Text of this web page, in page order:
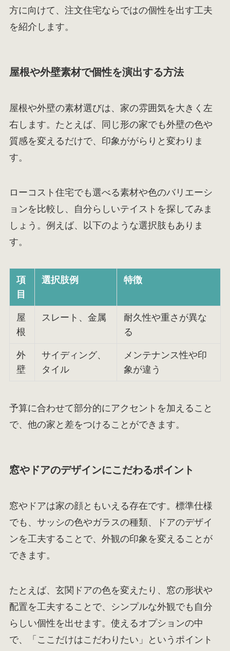
方に向けて、注文住宅ならではの個性を出す工夫
を紹介します。
屋根や外壁素材で個性を演出する方法
屋根や外壁の素材選びは、家の雰囲気を大きく左
右します。たとえば、同じ形の家でも外壁の色や
質感を変えるだけで、印象ががらりと変わりま
す。
ローコスト住宅でも選べる素材や色のバリエーシ
ョンを比較し、自分らしいテイストを探してみま
しょう。例えば、以下のような選択肢もありま
す。
項
目
選択肢例 特徴
屋
根
スレート、金属
耐久性や重さが異な
る
外
壁
サイディング、
タイル
メンテナンス性や印
象が違う
予算に合わせて部分的にアクセントを加えること
で、他の家と差をつけることができます。
窓やドアのデザインにこだわるポイント
窓やドアは家の顔ともいえる存在です。標準仕様
でも、サッシの色やガラスの種類、ドアのデザイ
ンを工夫することで、外観の印象を変えることが
できます。
たとえば、玄関ドアの色を変えたり、窓の形状や
配置を工夫することで、シンプルな外観でも自分
らしい個性を出せます。使えるオプションの中
で、「ここだけはこだわりたい」というポイント